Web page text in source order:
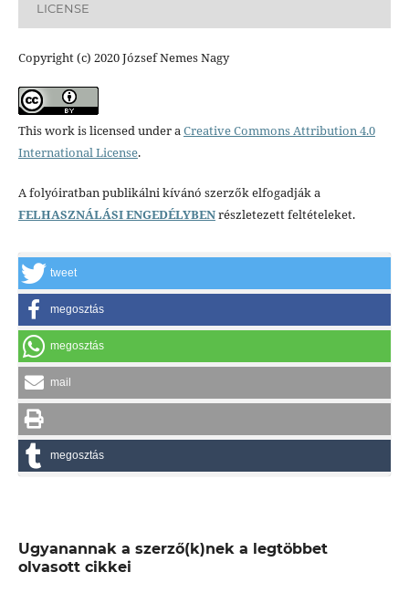
LICENSE
Copyright (c) 2020 József Nemes Nagy
This work is licensed under aCreative Commons Attribution 4.0
International License.
A folyóiratban publikálni kívánó szerzők elfogadják a
FELHASZNÁLÁSI ENGEDÉLYBENrészletezett feltételeket.
tweet
megosztás
megosztás
mail
megosztás
Ugyanannak a szerző(k)nek a legtöbbet
olvasott cikkei